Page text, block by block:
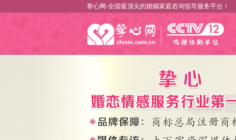
挚心网-全国最顶尖的婚姻家庭咨询指导服务平台！